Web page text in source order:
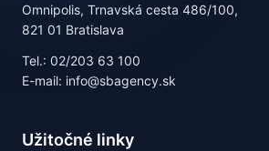
Omnipolis, Trnavská cesta 486/100,
821 01 Bratislava
Tel.: 02/203 63 100
E-mail: info@sbagency.sk
Užitočné linky